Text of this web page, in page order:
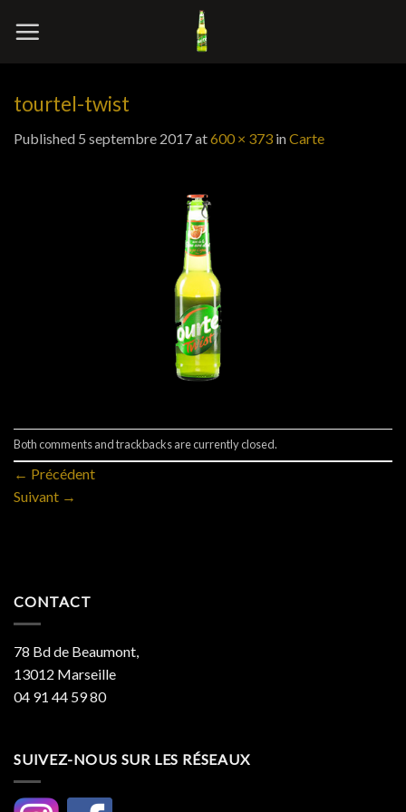
tourtel-twist
Published 5 septembre 2017at600 × 373 inCarte
Both comments and trackbacks are currently closed.
← Précédent
Suivant →
CONTACT
78 Bd de Beaumont,
13012 Marseille
04 91 44 59 80
SUIVEZ-NOUS SUR LES RÉSEAUX